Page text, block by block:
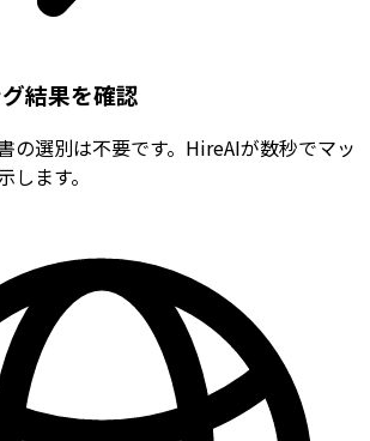
結果を確認
の選別は不要です。HireAIが数秒でマッ
ます。